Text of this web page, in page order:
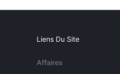
Liens Du Site
Affaires